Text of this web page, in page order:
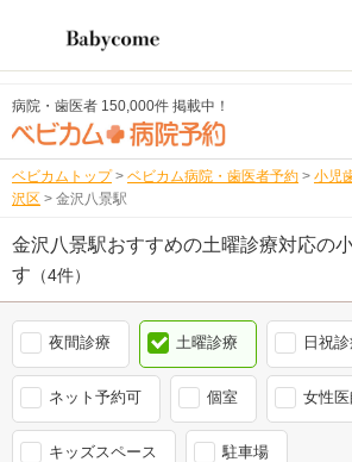
病院・歯医者 150,000件 掲載中！
ベビカムトップ > ベビカム病院・歯医者予約 > 小児
沢区 > 金沢八景駅
金沢八景駅おすすめの土曜診療対応の
す （4件）
夜間診療 土曜診療 日祝
ネット予約可 個室 女性
キッズスペース 駐車場